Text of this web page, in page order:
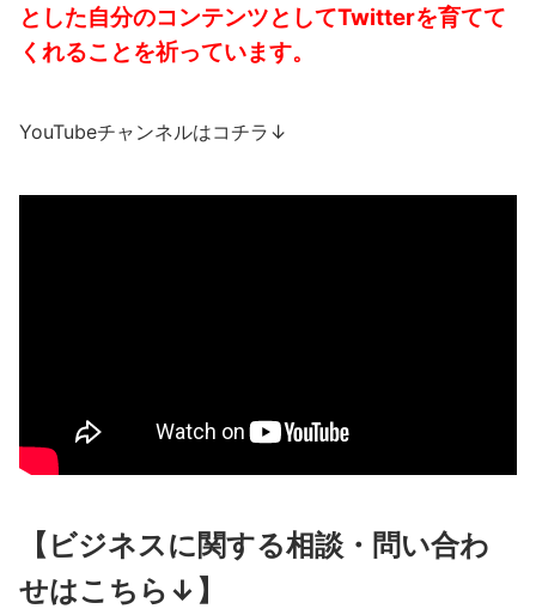
とした自分のコンテンツとしてTwitterを育てて
くれることを祈っています。
YouTubeチャンネルはコチラ↓
【ビジネスに関する相談・問い合わ
せはこちら↓】